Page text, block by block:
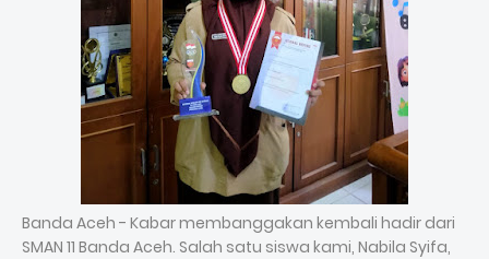
Banda Aceh - Kabar membanggakan kembali hadir dari
SMAN 11 Banda Aceh. Salah satu siswa kami, Nabila Syifa,